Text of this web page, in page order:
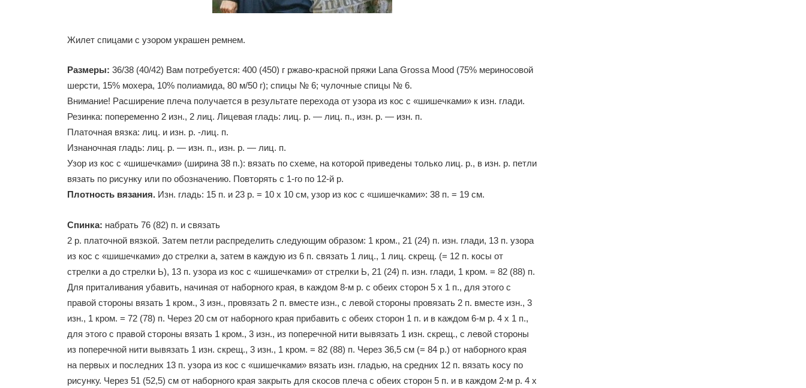
Жилет спицами с узором украшен ремнем.
Размеры: 36/38 (40/42) Вам потребуется: 400 (450) г ржаво-красной пряжи Lana Grossa Mood (75% мериносовой
шерсти, 15% мохера, 10% полиамида, 80 м/50 г); спицы № 6; чулочные спицы № 6.
Внимание! Расширение плеча получается в результате перехода от узора из кос с «шишечками» к изн. глади.
Резинка: попеременно 2 изн., 2 лиц. Лицевая гладь: лиц. р. — лиц. п., изн. р. — изн. п.
Платочная вязка: лиц. и изн. р. -лиц. п.
Изнаночная гладь: лиц. р. — изн. п., изн. р. — лиц. п.
Узор из кос с «шишечками» (ширина 38 п.): вязать по схеме, на которой приведены только лиц. р., в изн. р. петли
вязать по рисунку или по обозначению. Повторять с 1-го по 12-й р.
Плотность вязания. Изн. гладь: 15 п. и 23 р. = 10 х 10 см, узор из кос с «шишечками»: 38 п. = 19 см.
Спинка: набрать 76 (82) п. и связать
2 р. платочной вязкой. Затем петли распределить следующим образом: 1 кром., 21 (24) п. изн. глади, 13 п. узора
из кос с «шишечками» до стрелки а, затем в каждую из 6 п. связать 1 лиц., 1 лиц. скрещ. (= 12 п. косы от
стрелки а до стрелки Ь), 13 п. узора из кос с «шишечками» от стрелки Ь, 21 (24) п. изн. глади, 1 кром. = 82 (88) п.
Для приталивания убавить, начиная от наборного края, в каждом 8-м р. с обеих сторон 5 х 1 п., для этого с
правой стороны вязать 1 кром., 3 изн., провязать 2 п. вместе изн., с левой стороны провязать 2 п. вместе изн., 3
изн., 1 кром. = 72 (78) п. Через 20 см от наборного края прибавить с обеих сторон 1 п. и в каждом 6-м р. 4 х 1 п.,
для этого с правой стороны вязать 1 кром., 3 изн., из поперечной нити вывязать 1 изн. скрещ., с левой стороны
из поперечной нити вывязать 1 изн. скрещ., 3 изн., 1 кром. = 82 (88) п. Через 36,5 см (= 84 р.) от наборного края
на первых и последних 13 п. узора из кос с «шишечками» вязать изн. гладью, на средних 12 п. вязать косу по
рисунку. Через 51 (52,5) см от наборного края закрыть для скосов плеча с обеих сторон 5 п. и в каждом 2-м р. 4 х